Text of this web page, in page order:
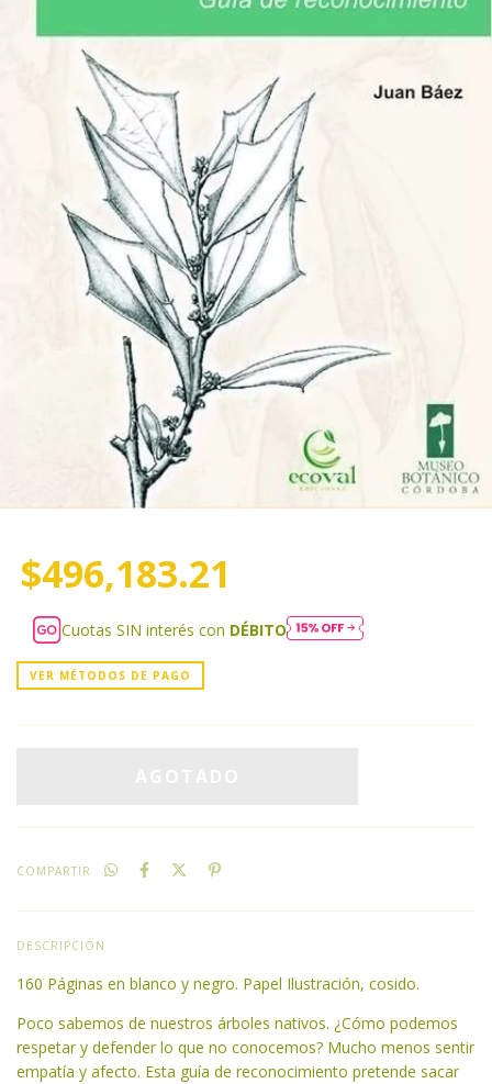
$496,183.21
Cuotas SIN interés con DÉBITO
VER MÉTODOS DE PAGO
COMPARTIR
DESCRIPCIÓN
160 Páginas en blanco y negro. Papel Ilustración, cosido.
Poco sabemos de nuestros árboles nativos. ¿Cómo podemos
respetar y defender lo que no conocemos? Mucho menos sentir
empatía y afecto. Esta guía de reconocimiento pretende sacar